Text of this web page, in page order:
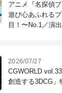
アニメ『名探偵
遊び心あふれる
目！〜No.1／演
2026/07/27
CGWORLD
創造する3DCG」